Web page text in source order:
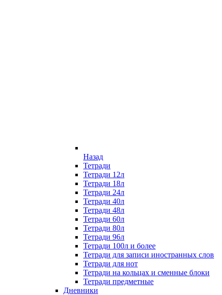
Назад
Тетради
Тетради 12л
Тетради 18л
Тетради 24л
Тетради 40л
Тетради 48л
Тетради 60л
Тетради 80л
Тетради 96л
Тетради 100л и более
Тетради для записи иностранных слов
Тетради для нот
Тетради на кольцах и сменные блоки
Тетради предметные
Дневники